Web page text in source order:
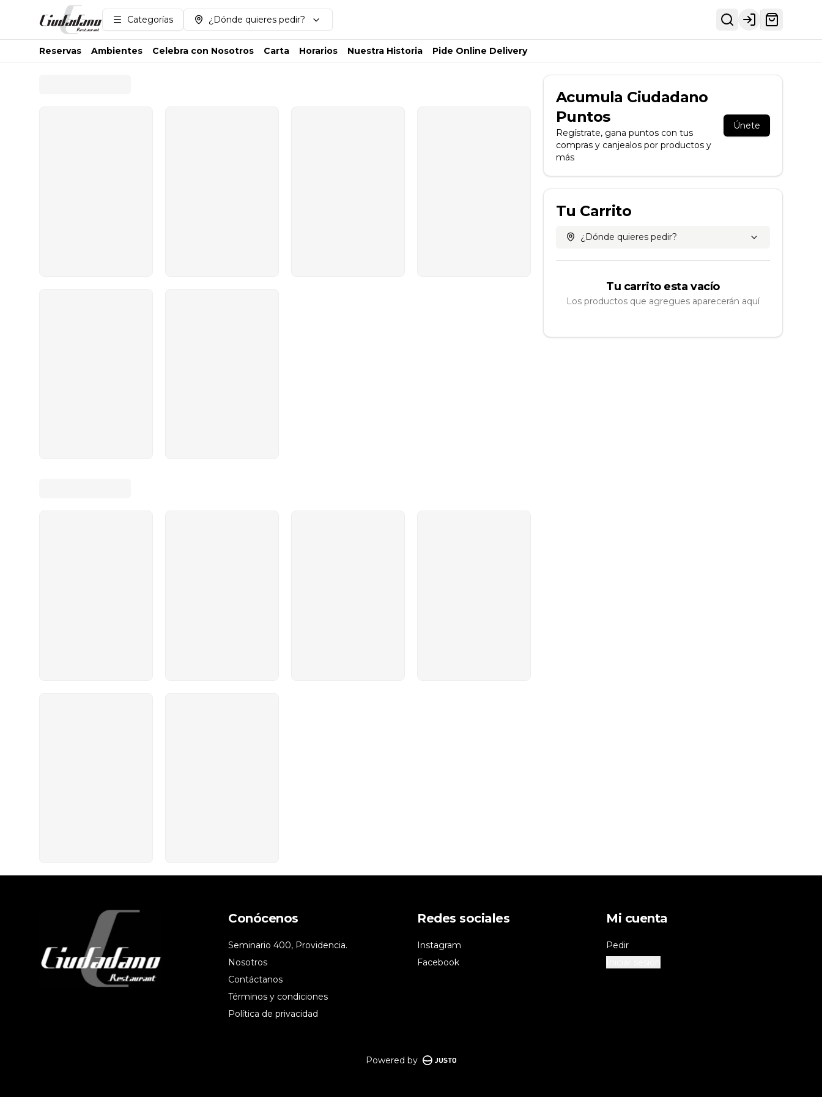
Categorías ¿Dónde quieres pedir? Login
Reservas Ambientes Celebra con Nosotros Carta Horarios Nuestra Historia Pide Online Delivery
Acumula Ciudadano
Puntos
Regístrate, gana puntos con tus
compras y canjealos por productos y
más
Únete
Tu Carrito
¿Dónde quieres pedir?
Tu carrito esta vacío
Los productos que agregues aparecerán aquí
Conócenos
Seminario 400, Providencia.
Nosotros
Contáctanos
Términos y condiciones
Política de privacidad
Redes sociales
Instagram
Facebook
Mi cuenta
Pedir
Powered by